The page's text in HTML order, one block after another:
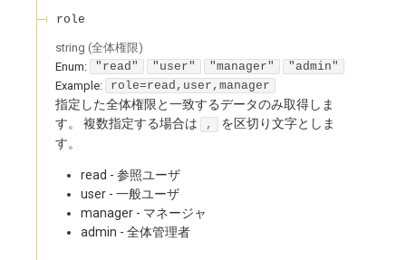
role
string (全体権限)
Enum: "read" "user" "manager"
"admin"
Example:
role=read,user,manager
指定した全体権限と一致するデータのみ取得しま
す。 複数指定する場合は
,
を区切り文字としま
す。
read - 参照ユーザ
user - 一般ユーザ
manager - マネージャ
admin - 全体管理者